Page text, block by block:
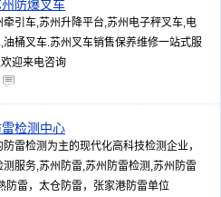
防爆叉车
引车,苏州升降平台,苏州电子秤叉车,电
桶叉车.苏州叉车销售保养维修一站式服
迎来电咨询
检测中心
雷检测为主的现代化高科技检测企业，
服务,苏州防雷,苏州防雷检测,苏州防雷
防雷，太仓防雷，张家港防雷单位